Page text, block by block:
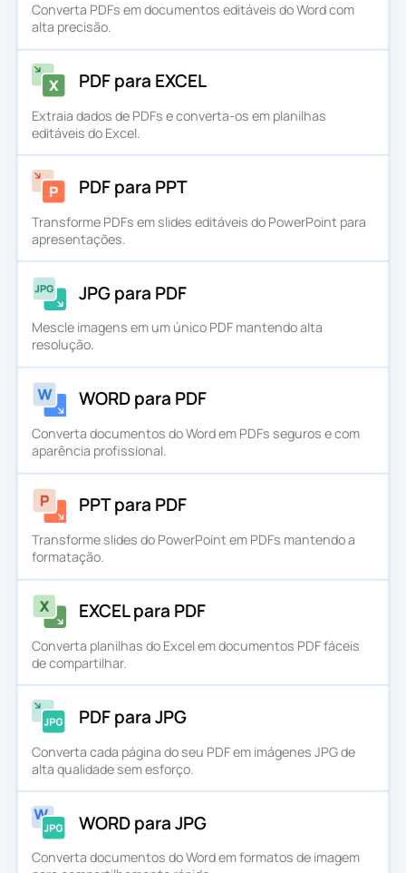
Converta PDFs em documentos editáveis do Word com
alta precisão.
PDF para EXCEL
Extraia dados de PDFs e converta-os em planilhas
editáveis do Excel.
PDF para PPT
Transforme PDFs em slides editáveis do PowerPoint para
apresentações.
JPG para PDF
Mescle imagens em um único PDF mantendo alta
resolução.
WORD para PDF
Converta documentos do Word em PDFs seguros e com
aparência profissional.
PPT para PDF
Transforme slides do PowerPoint em PDFs mantendo a
formatação.
EXCEL para PDF
Converta planilhas do Excel em documentos PDF fáceis
de compartilhar.
PDF para JPG
Converta cada página do seu PDF em imágenes JPG de
alta qualidade sem esforço.
WORD para JPG
Converta documentos do Word em formatos de imagem